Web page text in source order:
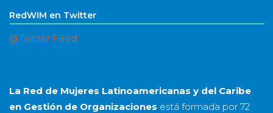
RedWIM en Twitter
@Twitter Feed
La Red de Mujeres Latinoamericanas y del Caribe
en Gestión de Organizaciones está formada por 72